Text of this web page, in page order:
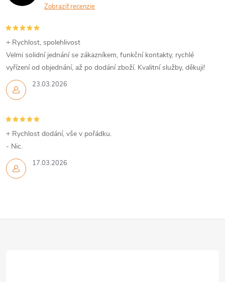
a
c
i
e
p
v
k
y
Zobraziť recenzie
23.03.2026
+ Rychlost, spolehlivost
Velmi solidní jednání se zákazníkem, funkční kontakty, rychlé
vyřízení od objednání, až po dodání zboží. Kvalitní služby, děkuji!
17.03.2026
+ Rychlost dodání, vše v pořádku.
- Nic.